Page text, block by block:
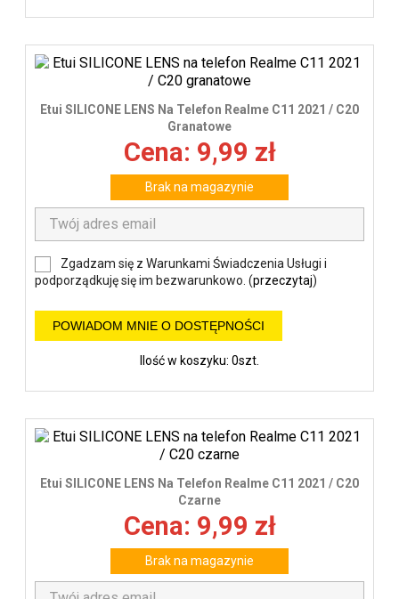
Etui SILICONE LENS Na Telefon Realme C11 2021 / C20
Granatowe
Cena: 9,99 zł
Brak na magazynie
Zgadzam się z Warunkami Świadczenia Usługi i
podporządkuję się im bezwarunkowo. (przeczytaj)
POWIADOM MNIE O DOSTĘPNOŚCI
Ilość w koszyku: 0szt.
Etui SILICONE LENS Na Telefon Realme C11 2021 / C20
Czarne
Cena: 9,99 zł
Brak na magazynie